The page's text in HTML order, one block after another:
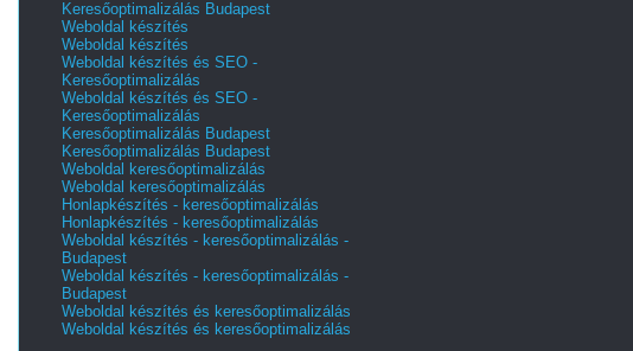
Keresőoptimalizálás Budapest
Weboldal készítés
Weboldal készítés
Weboldal készítés és SEO -
Keresőoptimalizálás
Weboldal készítés és SEO -
Keresőoptimalizálás
Keresőoptimalizálás Budapest
Keresőoptimalizálás Budapest
Weboldal keresőoptimalizálás
Weboldal keresőoptimalizálás
Honlapkészítés - keresőoptimalizálás
Honlapkészítés - keresőoptimalizálás
Weboldal készítés - keresőoptimalizálás -
Budapest
Weboldal készítés - keresőoptimalizálás -
Budapest
Weboldal készítés és keresőoptimalizálás
Weboldal készítés és keresőoptimalizálás